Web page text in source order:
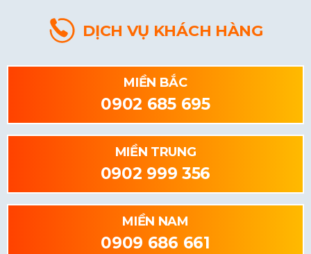
DỊCH VỤ KHÁCH HÀNG
MIỀN BẮC
0902 685 695
MIỀN TRUNG
0902 999 356
MIỀN NAM
0909 686 661